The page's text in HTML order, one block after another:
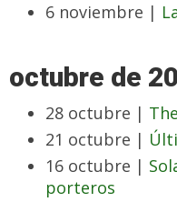
6 noviembre |
octubre de
28 octubre |
21 octubre |
16 octubre |
porteros